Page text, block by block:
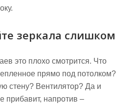
зеркала слишком
это плохо смотрится. Что
прямо под потолком?
стену? Вентилятор? Да и
прибавит, напротив –